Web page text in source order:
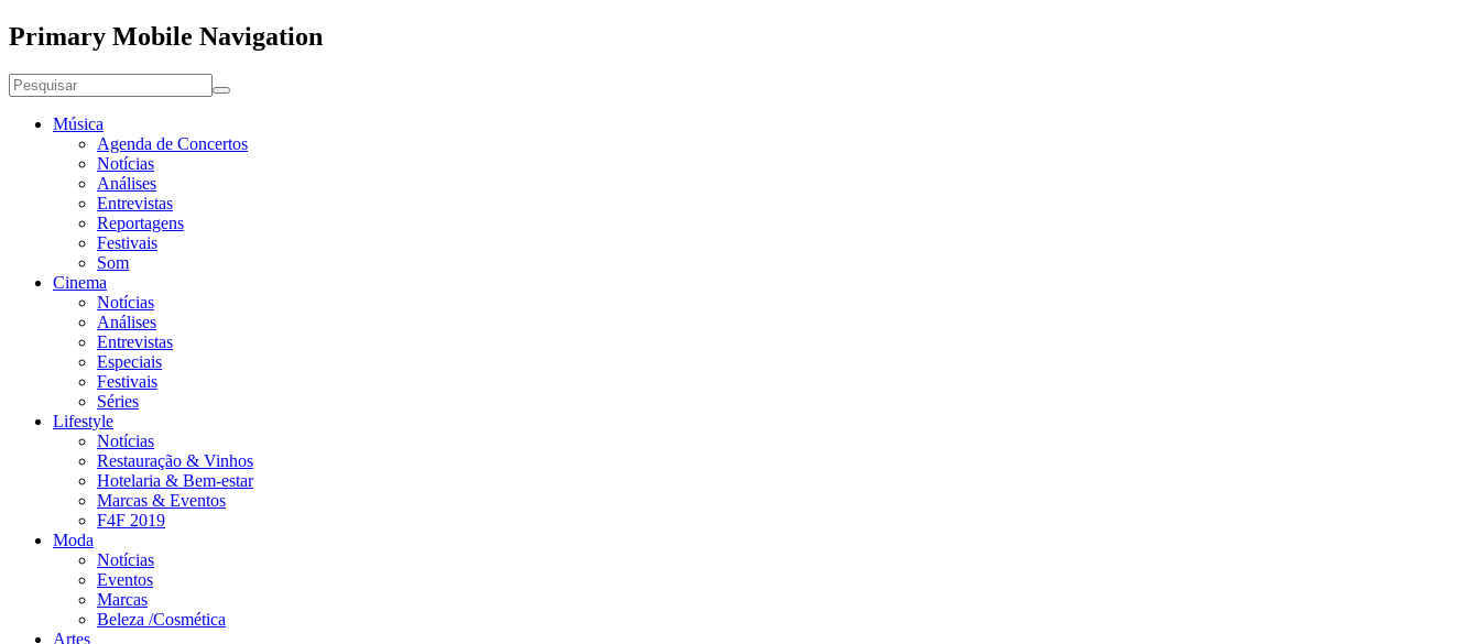
Primary Mobile Navigation
Música
Agenda de Concertos
Notícias
Análises
Entrevistas
Reportagens
Festivais
Som
Cinema
Notícias
Análises
Entrevistas
Especiais
Festivais
Séries
Lifestyle
Notícias
Restauração & Vinhos
Hotelaria & Bem-estar
Marcas & Eventos
F4F 2019
Moda
Notícias
Eventos
Marcas
Beleza /Cosmética
Artes